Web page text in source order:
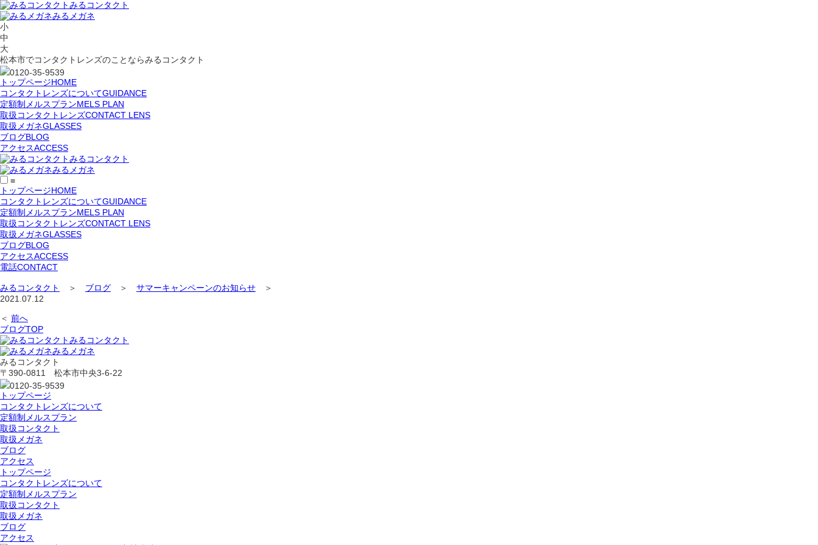
みるコンタクト
みるメガネ
小
中
大
松本市でコンタクトレンズのことならみるコンタクト
0120-35-9539
トップページHOME
コンタクトレンズについてGUIDANCE
定額制メルスプランMELS PLAN
取扱コンタクトレンズCONTACT LENS
取扱メガネGLASSES
ブログBLOG
アクセスACCESS
みるコンタクト
みるメガネ
≡
トップページHOME
コンタクトレンズについてGUIDANCE
定額制メルスプランMELS PLAN
取扱コンタクトレンズCONTACT LENS
取扱メガネGLASSES
ブログBLOG
アクセスACCESS
電話CONTACT
みるコンタクト ＞ ブログ ＞ サマーキャンペーンのお知らせ ＞
2021.07.12
＜ 前へ
ブログTOP
みるコンタクト
みるメガネ
みるコンタクト
〒390-0811 松本市中央3-6-22
0120-35-9539
トップページ
コンタクトレンズについて
定額制メルスプラン
取扱コンタクト
取扱メガネ
ブログ
アクセス
トップページ
コンタクトレンズについて
定額制メルスプラン
取扱コンタクト
取扱メガネ
ブログ
アクセス